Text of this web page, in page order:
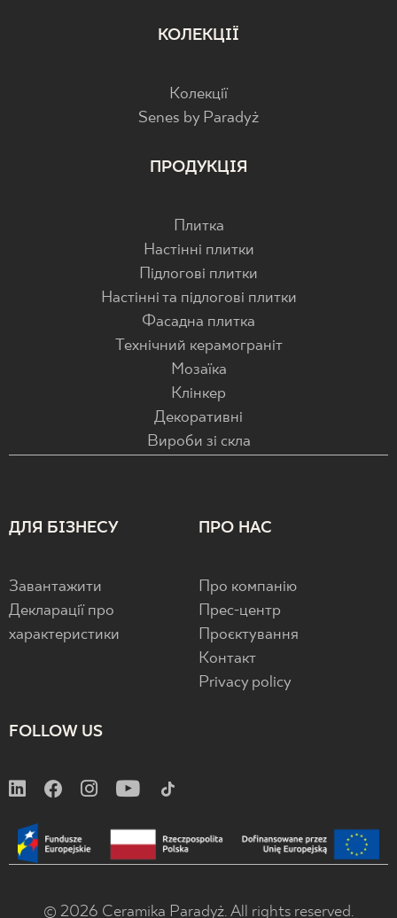
КОЛЕКЦІЇ
Колекції
Senes by Paradyż
ПРОДУКЦІЯ
Плитка
Настінні плитки
Підлогові плитки
Настінні та підлогові плитки
Фасадна плитка
Технічний керамограніт
Мозаїка
Клінкер
Декоративні
Вироби зі скла
ДЛЯ БІЗНЕСУ
Завантажити
Декларації про
характеристики
ПРО НАС
Про компанію
Прес-центр
Проєктування
Контакт
Privacy policy
FOLLOW US
© 2026 Ceramika Paradyż. All rights reserved.